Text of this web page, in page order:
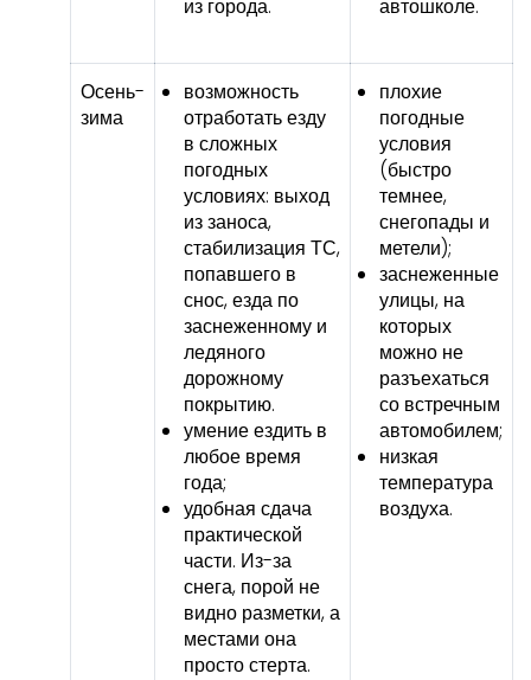
из города.
автошколе.
Осень-
зима
возможность
отработать езду
в сложных
погодных
условиях: выход
из заноса,
стабилизация ТС,
попавшего в
снос, езда по
заснеженному и
ледяного
дорожному
покрытию.
умение ездить в
любое время
года;
удобная сдача
практической
части. Из-за
снега, порой не
видно разметки, а
местами она
просто стерта.
плохие
погодные
условия
(быстро
темнее,
снегопады и
метели);
заснеженные
улицы, на
которых
можно не
разъехаться
со встречным
автомобилем;
низкая
температура
воздуха.